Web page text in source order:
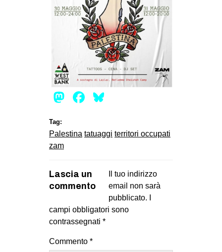
Mastodon
Facebook
Tag:
Palestina tatuaggi territori occupati
zam
Lascia un
commento
Il tuo indirizzo
email non sarà
pubblicato.
campi obbligatori sono
contrassegnati *
Commento *